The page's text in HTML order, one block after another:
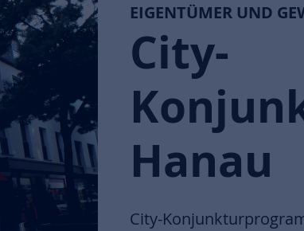
EIGENTÜMER UND
City-
Hanau
City-